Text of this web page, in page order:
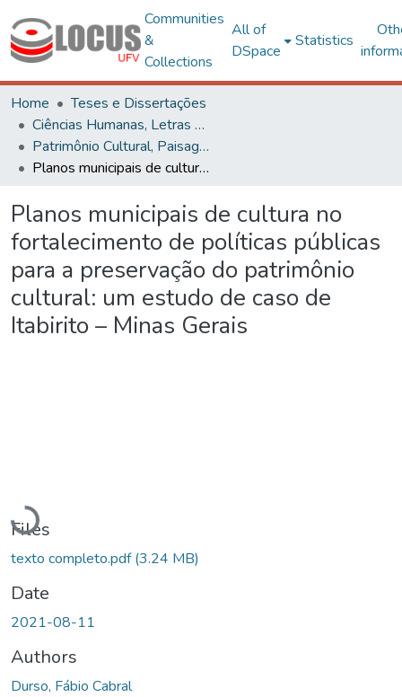
Communities
&
Collections
All of
DSpace
Statistics
Home
Teses e Dissertações
Ciências Humanas, Letras e Artes
Patrimônio Cultural, Paisagens e Cidadania
Planos municipais de cultura no fortalecimento de políticas públicas para a preservação do patrimônio cultural: um estudo de caso de Itabirito – Minas Gerais
Planos municipais de cultura no
fortalecimento de políticas públicas
para a preservação do patrimônio
cultural: um estudo de caso de
Itabirito – Minas Gerais
Loading...
Files
texto completo.pdf(3.24 MB)
Date
2021-08-11
Authors
Durso, Fábio Cabral